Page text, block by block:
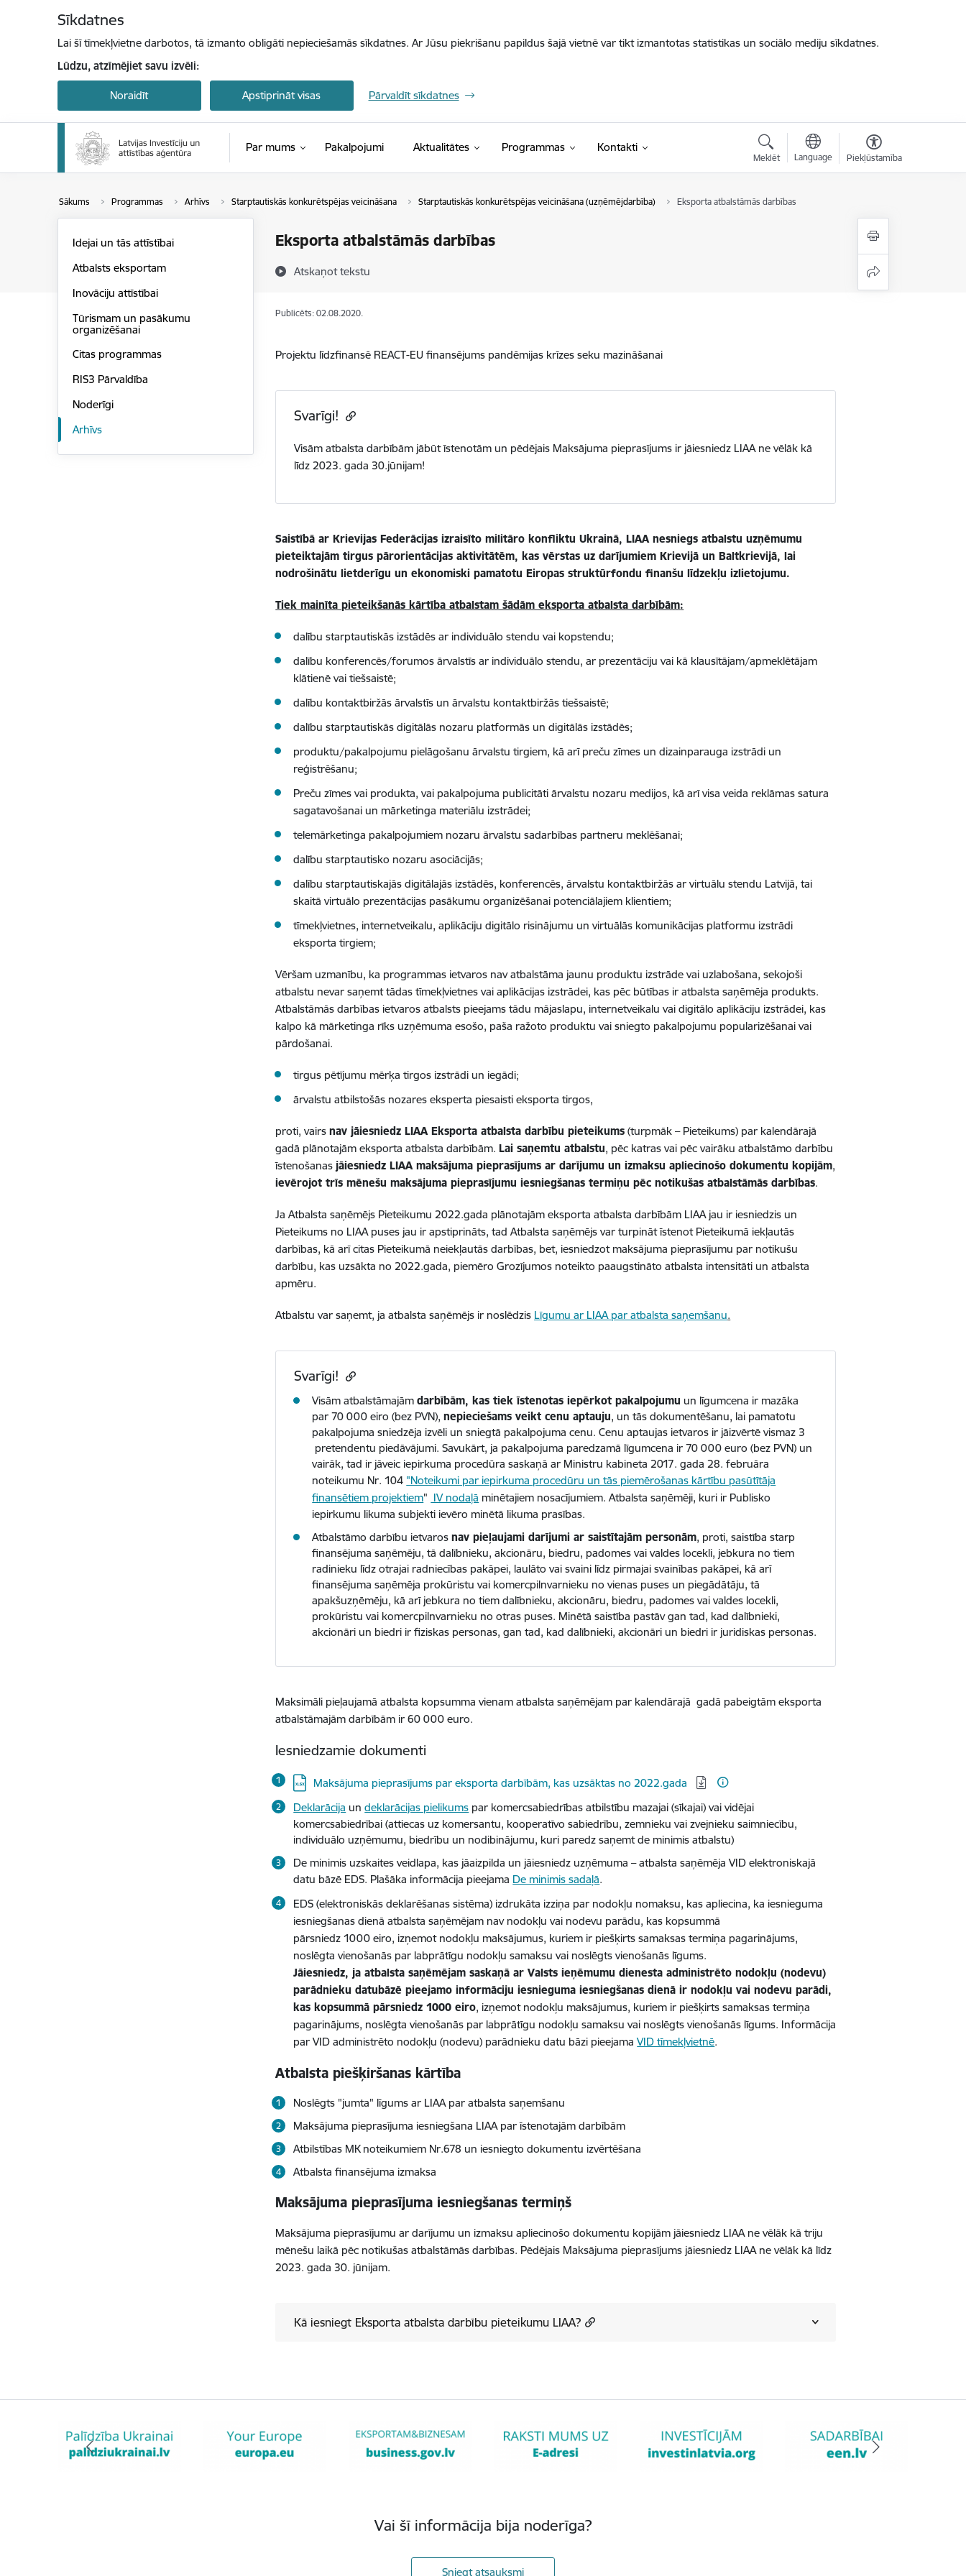
Sīkdatnes
Lai šī tīmekļvietne darbotos, tā izmanto obligāti nepieciešamās sīkdatnes. Ar Jūsu piekrišanu papildus šajā vietnē var tikt izmantotas statistikas un sociālo mediju sīkdatnes.
Lūdzu, atzīmējiet savu izvēli:
Noraidīt Apstiprināt visas Pārvaldīt sīkdatnes
Par mums Pakalpojumi Aktualitātes Programmas Kontakti
Meklēt Language Piekļūstamība
Sākums Programmas Arhīvs Starptautiskās konkurētspējas veicināšana Starptautiskās konkurētspējas veicināšana (uzņēmējdarbība) Eksporta atbalstāmās darbības
Eksporta atbalstāmās darbības
Atskaņot tekstu
Idejai un tās attīstībai
Atbalsts eksportam
Inovāciju attīstībai
Tūrismam un pasākumu
organizēšanai
Citas programmas
RIS3 Pārvaldība
Noderīgi
Arhīvs
Publicēts: 02.08.2020.
Projektu līdzfinansē REACT-EU finansējums pandēmijas krīzes seku mazināšanai
Svarīgi!
Visām atbalsta darbībām jābūt īstenotām un pēdējais Maksājuma pieprasījums ir jāiesniedz LIAA ne vēlāk kā
līdz 2023. gada 30.jūnijam!
Saistībā ar Krievijas Federācijas izraisīto militāro konfliktu Ukrainā, LIAA nesniegs atbalstu uzņēmumu
pieteiktajām tirgus pārorientācijas aktivitātēm, kas vērstas uz darījumiem Krievijā un Baltkrievijā, lai
nodrošinātu lietderīgu un ekonomiski pamatotu Eiropas struktūrfondu finanšu līdzekļu izlietojumu.
Tiek mainīta pieteikšanās kārtība atbalstam šādām eksporta atbalsta darbībām:
dalību starptautiskās izstādēs ar individuālo stendu vai kopstendu;
dalību konferencēs/forumos ārvalstīs ar individuālo stendu, ar prezentāciju vai kā klausītājam/apmeklētājam
klātienē vai tiešsaistē;
dalību kontaktbiržās ārvalstīs un ārvalstu kontaktbiržās tiešsaistē;
dalību starptautiskās digitālās nozaru platformās un digitālās izstādēs;
produktu/pakalpojumu pielāgošanu ārvalstu tirgiem, kā arī preču zīmes un dizainparauga izstrādi un
reģistrēšanu;
Preču zīmes vai produkta, vai pakalpojuma publicitāti ārvalstu nozaru medijos, kā arī visa veida reklāmas satura
sagatavošanai un mārketinga materiālu izstrādei;
telemārketinga pakalpojumiem nozaru ārvalstu sadarbības partneru meklēšanai;
dalību starptautisko nozaru asociācijās;
dalību starptautiskajās digitālajās izstādēs, konferencēs, ārvalstu kontaktbiržās ar virtuālu stendu Latvijā, tai
skaitā virtuālo prezentācijas pasākumu organizēšanai potenciālajiem klientiem;
tīmekļvietnes, internetveikalu, aplikāciju digitālo risinājumu un virtuālās komunikācijas platformu izstrādi
eksporta tirgiem;
Vēršam uzmanību, ka programmas ietvaros nav atbalstāma jaunu produktu izstrāde vai uzlabošana, sekojoši
atbalstu nevar saņemt tādas tīmekļvietnes vai aplikācijas izstrādei, kas pēc būtības ir atbalsta saņēmēja produkts.
Atbalstāmās darbības ietvaros atbalsts pieejams tādu mājaslapu, internetveikalu vai digitālo aplikāciju izstrādei, kas
kalpo kā mārketinga rīks uzņēmuma esošo, paša ražoto produktu vai sniegto pakalpojumu popularizēšanai vai
pārdošanai.
tirgus pētījumu mērķa tirgos izstrādi un iegādi;
ārvalstu atbilstošās nozares eksperta piesaisti eksporta tirgos,
proti, vairsnav jāiesniedz LIAA Eksporta atbalsta darbību pieteikums (turpmāk – Pieteikums) par kalendārajā
gadā plānotajām eksporta atbalsta darbībām.Lai saņemtu atbalstu, pēc katras vai pēc vairāku atbalstāmo darbību
īstenošanas jāiesniedz LIAA maksājuma pieprasījums ar darījumu un izmaksu apliecinošo dokumentu kopijām,
ievērojot trīs mēnešu maksājuma pieprasījumu iesniegšanas termiņu pēc notikušas atbalstāmās darbības.
Ja Atbalsta saņēmējs Pieteikumu 2022.gada plānotajām eksporta atbalsta darbībām LIAA jau ir iesniedzis un
Pieteikums no LIAA puses jau ir apstiprināts, tad Atbalsta saņēmējs var turpināt īstenot Pieteikumā iekļautās
darbības, kā arī citas Pieteikumā neiekļautās darbības, bet, iesniedzot maksājuma pieprasījumu par notikušu
darbību, kas uzsākta no 2022.gada, piemēro Grozījumos noteikto paaugstināto atbalsta intensitāti un atbalsta
apmēru.
Atbalstu var saņemt, ja atbalsta saņēmējs ir noslēdzis Līgumu ar LIAA par atbalsta saņemšanu.
Svarīgi!
Visām atbalstāmajāmdarbībām, kas tiek īstenotas iepērkot pakalpojumu un līgumcena ir mazāka
par 70 000 eiro (bez PVN),nepieciešams veikt cenu aptauju, un tās dokumentēšanu, lai pamatotu
pakalpojuma sniedzēja izvēli un sniegtā pakalpojuma cenu. Cenu aptaujas ietvaros ir jāizvērtē vismaz 3
pretendentu piedāvājumi. Savukārt, ja pakalpojuma paredzamā līgumcena ir 70 000 euro (bez PVN) un
vairāk, tad ir jāveic iepirkuma procedūra saskaņā ar Ministru kabineta 2017. gada 28. februāra
noteikumu Nr. 104 "Noteikumi par iepirkuma procedūru un tās piemērošanas kārtību pasūtītāja
finansētiem projektiem" IV nodaļā minētajiem nosacījumiem. Atbalsta saņēmēji, kuri ir Publisko
iepirkumu likuma subjekti ievēro minētā likuma prasības.
Atbalstāmo darbību ietvarosnav pieļaujami darījumi ar saistītajām personām, proti, saistība starp
finansējuma saņēmēju, tā dalībnieku, akcionāru, biedru, padomes vai valdes locekli, jebkura no tiem
radinieku līdz otrajai radniecības pakāpei, laulāto vai svaini līdz pirmajai svainības pakāpei, kā arī
finansējuma saņēmēja prokūristu vai komercpilnvarnieku no vienas puses un piegādātāju, tā
apakšuzņēmēju, kā arī jebkura no tiem dalībnieku, akcionāru, biedru, padomes vai valdes locekli,
prokūristu vai komercpilnvarnieku no otras puses. Minētā saistība pastāv gan tad, kad dalībnieki,
akcionāri un biedri ir fiziskas personas, gan tad, kad dalībnieki, akcionāri un biedri ir juridiskas personas.
Maksimāli pieļaujamā atbalsta kopsumma vienam atbalsta saņēmējam par kalendārajā gadā pabeigtām eksporta
atbalstāmajāmdarbībām ir60 000 euro.
Iesniedzamie dokumenti
Lejupielādēt:
Maksājuma pieprasījums par eksporta darbībām, kas uzsāktas no 2022.gada
Deklarācija undeklarācijas pielikums par komercsabiedrības atbilstību mazajai (sīkajai) vai vidējai
komercsabiedrībai (attiecas uz komersantu, kooperatīvo sabiedrību, zemnieku vai zvejnieku saimniecību,
individuālo uzņēmumu, biedrību un nodibinājumu, kuri paredz saņemt de minimis atbalstu)
De minimis uzskaites veidlapa, kas jāaizpilda un jāiesniedz uzņēmuma – atbalsta saņēmēja VID elektroniskajā
datu bāzē EDS. Plašāka informācija pieejama De minimis sadaļā.
EDS (elektroniskās deklarēšanas sistēma) izdrukāta izziņa par nodokļu nomaksu, kas apliecina, ka iesnieguma
iesniegšanas dienā atbalsta saņēmējam nav nodokļu vai nodevu parādu, kas kopsummā
pārsniedz 1000 eiro, izņemot nodokļu maksājumus, kuriem ir piešķirts samaksas termiņa pagarinājums,
noslēgta vienošanās par labprātīgu nodokļu samaksu vai noslēgts vienošanās līgums.
Jāiesniedz, ja atbalsta saņēmējam saskaņā ar Valsts ieņēmumu dienesta administrēto nodokļu (nodevu)
parādnieku datubāzē pieejamo informācijuiesnieguma iesniegšanas dienā ir nodokļu vai nodevu parādi,
kaskopsummā pārsniedz 1000 eiro, izņemot nodokļu maksājumus, kuriem ir piešķirts samaksas termiņa
pagarinājums, noslēgta vienošanās par labprātīgu nodokļu samaksu vai noslēgts vienošanās līgums. Informācija
par VID administrēto nodokļu (nodevu) parādnieku datu bāzi pieejamaVID tīmekļvietnē.
Atbalsta piešķiršanas kārtība
Noslēgts "jumta" līgums ar LIAA par atbalsta saņemšanu
Maksājuma pieprasījuma iesniegšana LIAA par īstenotajām darbībām
Atbilstības MK noteikumiem Nr.678 un iesniegto dokumentu izvērtēšana
Atbalsta finansējuma izmaksa
Maksājuma pieprasījuma iesniegšanas termiņš
Maksājuma pieprasījumu ar darījumu un izmaksu apliecinošo dokumentu kopijām jāiesniedz LIAA ne vēlāk kā triju
mēnešu laikā pēc notikušas atbalstāmās darbības. Pēdējais Maksājuma pieprasījums jāiesniedz LIAA ne vēlāk kā līdz
2023. gada 30. jūnijam.
Kā iesniegt Eksporta atbalsta darbību pieteikumu LIAA?
Vai šī informācija bija noderīga?
Sniegt atsauksmi